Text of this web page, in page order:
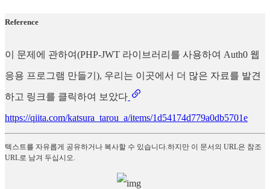
Reference
이 문제에 관하여(PHP-JWT 라이브러리를 사용하여 Auth0 웹
응용 프로그램 만들기), 우리는 이곳에서 더 많은 자료를 발견
하고 링크를 클릭하여 보았다
https://qiita.com/katsura_tarou_a/items/1d54174d779a0db5701e
텍스트를 자유롭게 공유하거나 복사할 수 있습니다.하지만 이 문서의 URL은 참조
URL로 남겨 두십시오.